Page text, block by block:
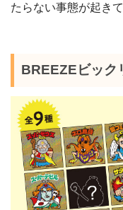
たらない事態が起きて
BREEZEビック